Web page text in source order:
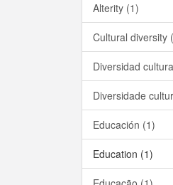
Alterity (1)
Cultural diversity
Diversidad
Diversidade
Educación (1)
Education (1)